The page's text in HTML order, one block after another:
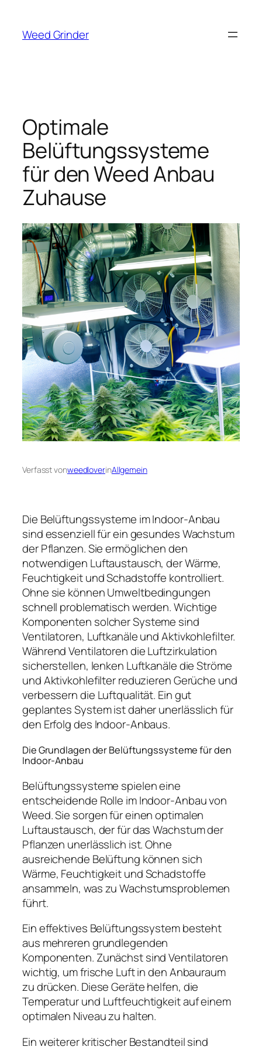
springen
Weed Grinder
Optimale
Belüftungssysteme
für den Weed Anbau
Zuhause
Verfasst vonweedloverinAllgemein
Die Belüftungssysteme im Indoor-Anbau
sind essenziell für ein gesundes Wachstum
der Pflanzen. Sie ermöglichen den
notwendigen Luftaustausch, der Wärme,
Feuchtigkeit und Schadstoffe kontrolliert.
Ohne sie können Umweltbedingungen
schnell problematisch werden. Wichtige
Komponenten solcher Systeme sind
Ventilatoren, Luftkanäle und Aktivkohlefilter.
Während Ventilatoren die Luftzirkulation
sicherstellen, lenken Luftkanäle die Ströme
und Aktivkohlefilter reduzieren Gerüche und
verbessern die Luftqualität. Ein gut
geplantes System ist daher unerlässlich für
den Erfolg des Indoor-Anbaus.
Die Grundlagen der Belüftungssysteme für den
Indoor-Anbau
Belüftungssysteme spielen eine
entscheidende Rolle im Indoor-Anbau von
Weed. Sie sorgen für einen optimalen
Luftaustausch, der für das Wachstum der
Pflanzen unerlässlich ist. Ohne
ausreichende Belüftung können sich
Wärme, Feuchtigkeit und Schadstoffe
ansammeln, was zu Wachstumsproblemen
führt.
Ein effektives Belüftungssystem besteht
aus mehreren grundlegenden
Komponenten. Zunächst sind Ventilatoren
wichtig, um frische Luft in den Anbauraum
zu drücken. Diese Geräte helfen, die
Temperatur und Luftfeuchtigkeit auf einem
optimalen Niveau zu halten.
Ein weiterer kritischer Bestandteil sind